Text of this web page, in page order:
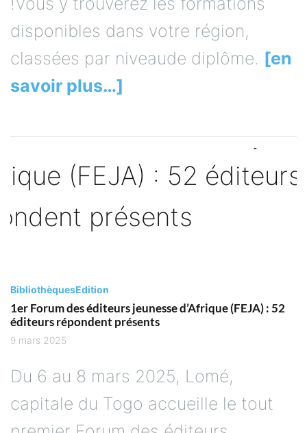
disponibles dans votre région,
classées par niveaude diplôme. [en
savoir plus…]
BibliothèquesEdition
1er Forum des éditeurs jeunesse d’Afrique (FEJA) : 52
éditeurs répondent présents
9 mars 2025
Du 6 au 8 mars 2025, Lomé,
capitale du Togo accueille le tout